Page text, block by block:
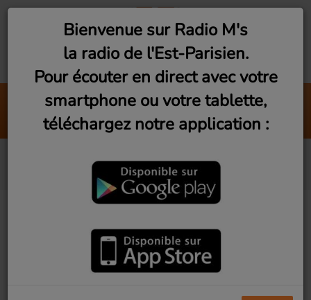
British Connection - 2 (Lundi 21h)
Radio M's (Philippe)
Bienvenue sur Radio M's
la radio de l'Est-Parisien.
Pour écouter en direct avec votre
smartphone ou votre tablette,
téléchargez notre application :